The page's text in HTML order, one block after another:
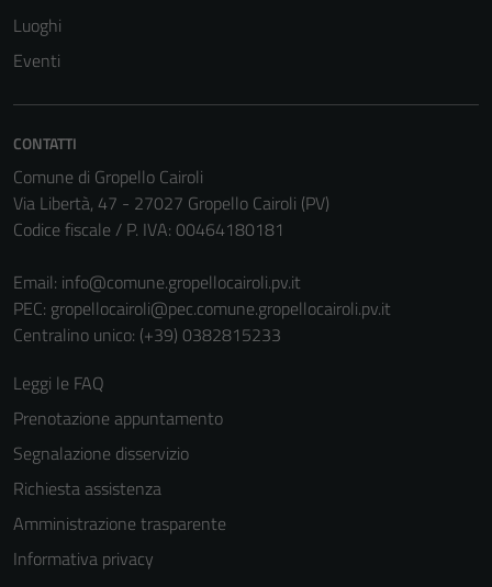
Luoghi
Eventi
CONTATTI
Comune di Gropello Cairoli
Via Libertà, 47 - 27027 Gropello Cairoli (PV)
Codice fiscale / P. IVA: 00464180181
Email: info@comune.gropellocairoli.pv.it
PEC: gropellocairoli@pec.comune.gropellocairoli.pv.it
Centralino unico: (+39) 0382815233
Leggi le FAQ
Prenotazione appuntamento
Segnalazione disservizio
Richiesta assistenza
Amministrazione trasparente
Informativa privacy